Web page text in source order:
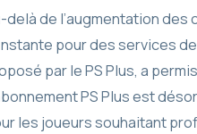
delà de l’augmentation
pour des services
par le PS Plus, a
PS Plus est
les joueurs souhaitant